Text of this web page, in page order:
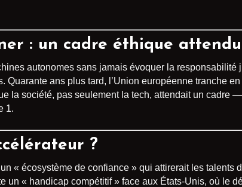
: un cadre éthique attendu
autonomes sans jamais évoquer la responsabilité
ans plus tard, l’Union européenne tranche
la société, pas seulement la tech, attendait un cadre
1.
?
« écosystème de confiance » qui attirerait les talents
un « handicap compétitif » face aux États-Unis, où le